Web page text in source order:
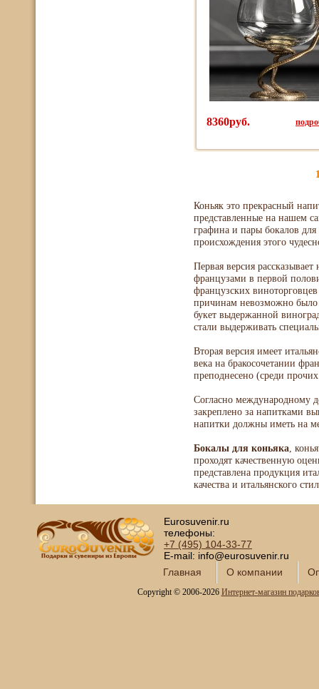
8360руб.
Коньяк это прекрасный
представленные на нашем
графина и пары бокалов
происхождения этого
Первая версия
французами в первой
французских
причинам невозможно было
букет выдержанной
стали выдерживать
Вторая версия имеет
века на бракосочетании
преподнесено (среди
Согласно международному
закреплено за напитками
напитки должны иметь на
Бокалы для коньяка ,
проходят качественную
представлена продукция
качества и итальянского
Eurosuvenir.ru
телефоны:
+7 (495) 104-33-77
E-mail: info@eurosuvenir.ru
Главная
О компании
Copyright © 2006-2026 Интернет-магазин